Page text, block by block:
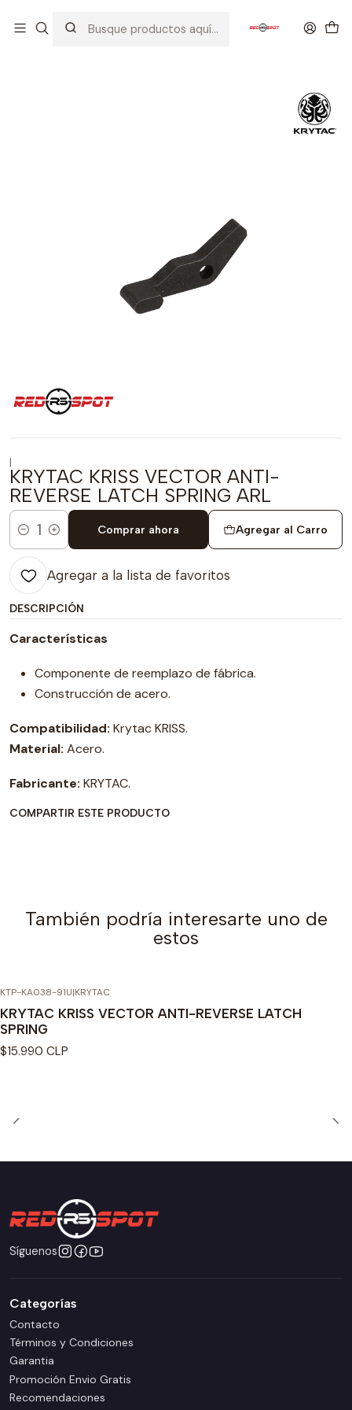
ENGRANAJES / ANTIREVERSALS / SHIMMING / BEARING
KRYTAC KRISS VECTOR ANTI-REVERSE LATCH SPRING ARL
|
KRYTAC KRISS VECTOR ANTI-
REVERSE LATCH SPRING ARL
Cantidad
Agregar al Carro
Comprar ahora
Agregar a la lista de favoritos
DESCRIPCIÓN
Características
Componente de reemplazo de fábrica.
Construcción de acero.
Compatibilidad: Krytac KRISS.
Material: Acero.
Fabricante: KRYTAC.
COMPARTIR ESTE PRODUCTO
También podría interesarte uno de
estos
KTP-KA038-91U|KRYTAC
KRYTAC KRISS VECTOR ANTI-REVERSE LATCH
SPRING
$15.990 CLP
Síguenos
Categorías
Contacto
Términos y Condiciones
Garantia
Promoción Envio Gratis
Recomendaciones